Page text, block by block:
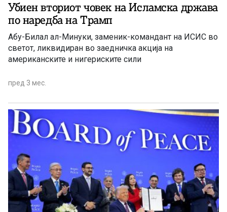
Убиен вториот човек на Исламска држава
по наредба на Трамп
Абу-Билал ал-Минуки, заменик-командант на ИСИС во
светот, ликвидиран во заедничка акција на
американските и нигериските сили
пред 3 мес.